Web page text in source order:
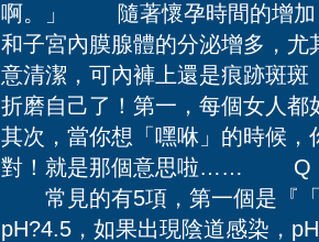
啊。」 隨著懷孕時間的增加
和子宮內膜腺體的分泌增多，
意清潔，可內褲上還是痕跡斑
折磨自己了！第一，每個女人
其次，當你想「嘿咻」的時候
對！就是那個意思啦…… Q「
常見的有5項，第一個是『「
pH?4.5，如果出現陰道感染，